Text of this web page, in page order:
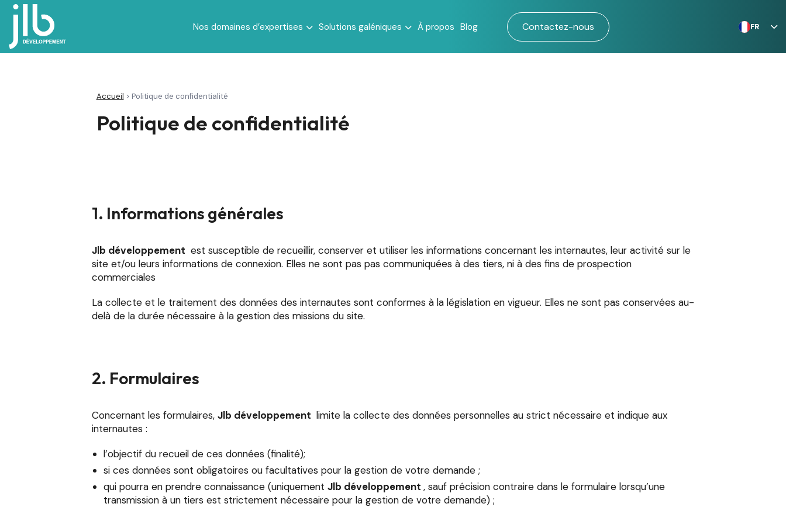
Nos domaines d’expertises Solutions galéniques À propos Blog Contactez-nous FR
Accueil > Politique de confidentialité
Politique de confidentialité
1. Informations générales
Jlb développement est susceptible de recueillir, conserver et utiliser les informations concernant les internautes, leur activité sur le
site et/ou leurs informations de connexion. Elles ne sont pas pas communiquées à des tiers, ni à des fins de prospection
commerciales
La collecte et le traitement des données des internautes sont conformes à la législation en vigueur. Elles ne sont pas conservées au-
delà de la durée nécessaire à la gestion des missions du site.
2. Formulaires
Concernant les formulaires, Jlb développement limite la collecte des données personnelles au strict nécessaire et indique aux
internautes :
l’objectif du recueil de ces données (finalité);
si ces données sont obligatoires ou facultatives pour la gestion de votre demande ;
qui pourra en prendre connaissance (uniquement Jlb développement , sauf précision contraire dans le formulaire lorsqu’une
transmission à un tiers est strictement nécessaire pour la gestion de votre demande) ;